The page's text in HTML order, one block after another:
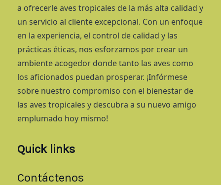
a ofrecerle aves tropicales de la más alta calidad y
un servicio al cliente excepcional. Con un enfoque
en la experiencia, el control de calidad y las
prácticas éticas, nos esforzamos por crear un
ambiente acogedor donde tanto las aves como
los aficionados puedan prosperar. ¡Infórmese
sobre nuestro compromiso con el bienestar de
las aves tropicales y descubra a su nuevo amigo
emplumado hoy mismo!
Quick links
Contáctenos